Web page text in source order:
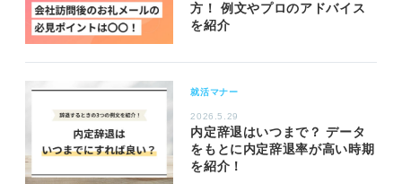
方！ 例文やプロのアドバイス
を紹介
就活マナー
2026.5.29
内定辞退はいつまで？ データ
をもとに内定辞退率が高い時期
を紹介！